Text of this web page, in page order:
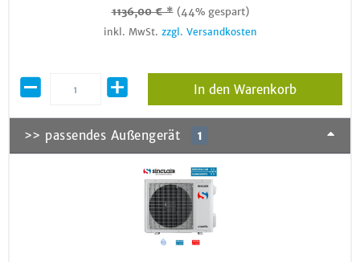
1136,00 € * (44% gespart)
inkl. MwSt. zzgl. Versandkosten
In den Warenkorb
>> passendes Außengerät 1